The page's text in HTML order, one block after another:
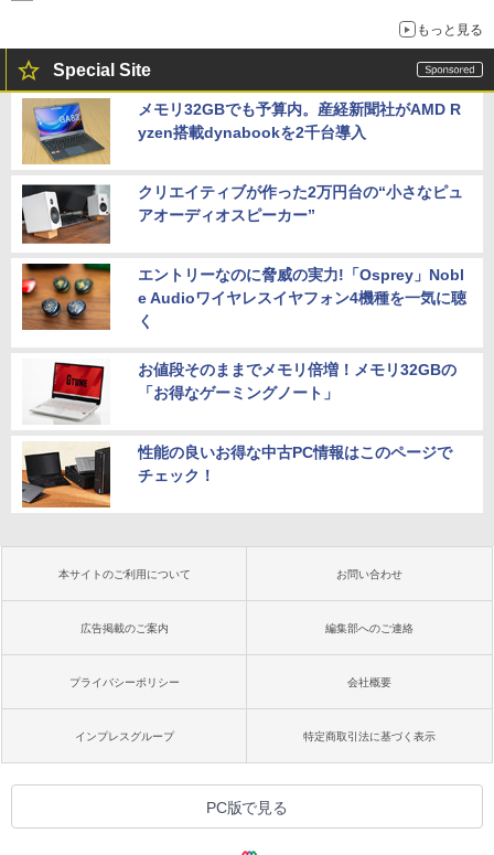
もっと見る
Special Site
メモリ32GBでも予算内。産経新聞社がAMD R
yzen搭載dynabookを2千台導入
クリエイティブが作った2万円台の“小さなピュ
アオーディオスピーカー”
エントリーなのに脅威の実力!「Osprey」Nobl
e Audioワイヤレスイヤフォン4機種を一気に聴
く
お値段そのままでメモリ倍増！メモリ32GBの
「お得なゲーミングノート」
性能の良いお得な中古PC情報はこのページで
チェック！
本サイトのご利用について お問い合わせ
広告掲載のご案内 編集部へのご連絡
プライバシーポリシー 会社概要
インプレスグループ 特定商取引法に基づく表示
PC版で見る